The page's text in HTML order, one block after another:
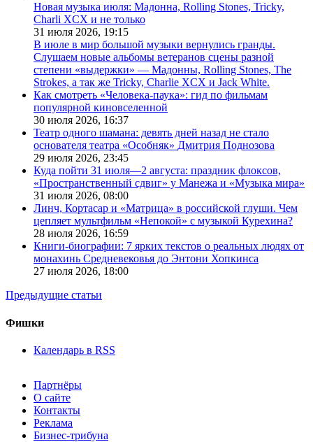
Новая музыка июля: Мадонна, Rolling Stones, Tricky,
Charli XCX и не только
31 июля 2026, 19:15
В июле в мир большой музыки вернулись гранды.
Слушаем новые альбомы ветеранов сцены разной
степени «выдержки» — Мадонны, Rolling Stones, The
Strokes, а так же Tricky, Charlie XCX и Jack White.
Как смотреть «Человека-паука»: гид по фильмам
популярной киновселенной
30 июля 2026, 16:37
Театр одного шамана: девять дней назад не стало
основателя театра «Особняк» Дмитрия Поднозова
29 июля 2026, 23:45
Куда пойти 31 июля—2 августа: праздник флоксов,
«Пространственный сдвиг» у Манежа и «Музыка мира»
31 июля 2026, 08:00
Линч, Кортасар и «Матрица» в российской глуши. Чем
цепляет мультфильм «Непокой» с музыкой Курехина?
28 июля 2026, 16:59
Книги-биографии: 7 ярких текстов о реальных людях от
монахинь Средневековья до Энтони Хопкинса
27 июля 2026, 18:00
Предыдущие статьи
Фишки
Календарь в RSS
Партнёры
О сайте
Контакты
Реклама
Бизнес-трибуна